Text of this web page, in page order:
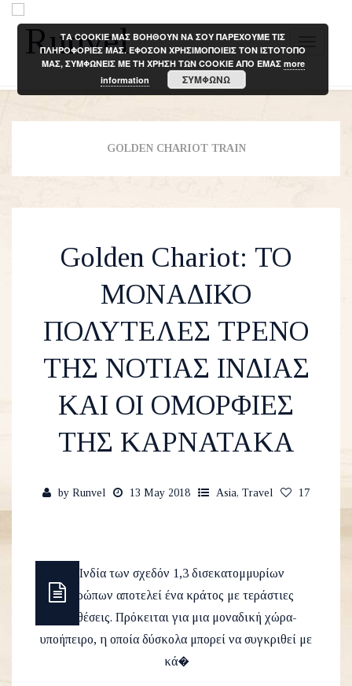
v
o
GOLDEN CHARIOT TRAIN
Golden Chariot: ΤΟ
ΜΟΝΑΔΙΚΟ
ΠΟΛΥΤΕΛΕΣ ΤΡΕΝΟ
ΤΗΣ ΝΟΤΙΑΣ ΙΝΔΙΑΣ
ΚΑΙ ΟΙ ΟΜΟΡΦΙΕΣ
ΤΗΣ ΚΑΡΝΑΤΑΚΑ
by Runvel 13 May 2018 Asia, Travel 17
Η Ινδία των σχεδόν 1,3 δισεκατομμυρίων
ανθρώπων αποτελεί ένα κράτος με τεράστιες
αντιθέσεις. Πρόκειται για μια μοναδική χώρα-
υποήπειρο, η οποία δύσκολα μπορεί να συγκριθεί με
κά�
ΤΑ COOKIE ΜΑΣ ΒΟΗΘΟΥΝ ΝΑ ΣΟΥ ΠΑΡΕΧΟΥΜΕ ΤΙΣ
ΠΛΗΡΟΦΟΡΙΕΣ ΜΑΣ. ΕΦΟΣΟΝ ΧΡΗΣΙΜΟΠΟΙΕΙΣ ΤΟΝ ΙΣΤΟΤΟΠΟ
ΜΑΣ, ΣΥΜΦΩΝΕΙΣ ΜΕ ΤΗ ΧΡΗΣΗ ΤΩΝ COOKIE ΑΠΟ ΕΜΑΣ more
information
ΣΥΜΦΩΝΩ